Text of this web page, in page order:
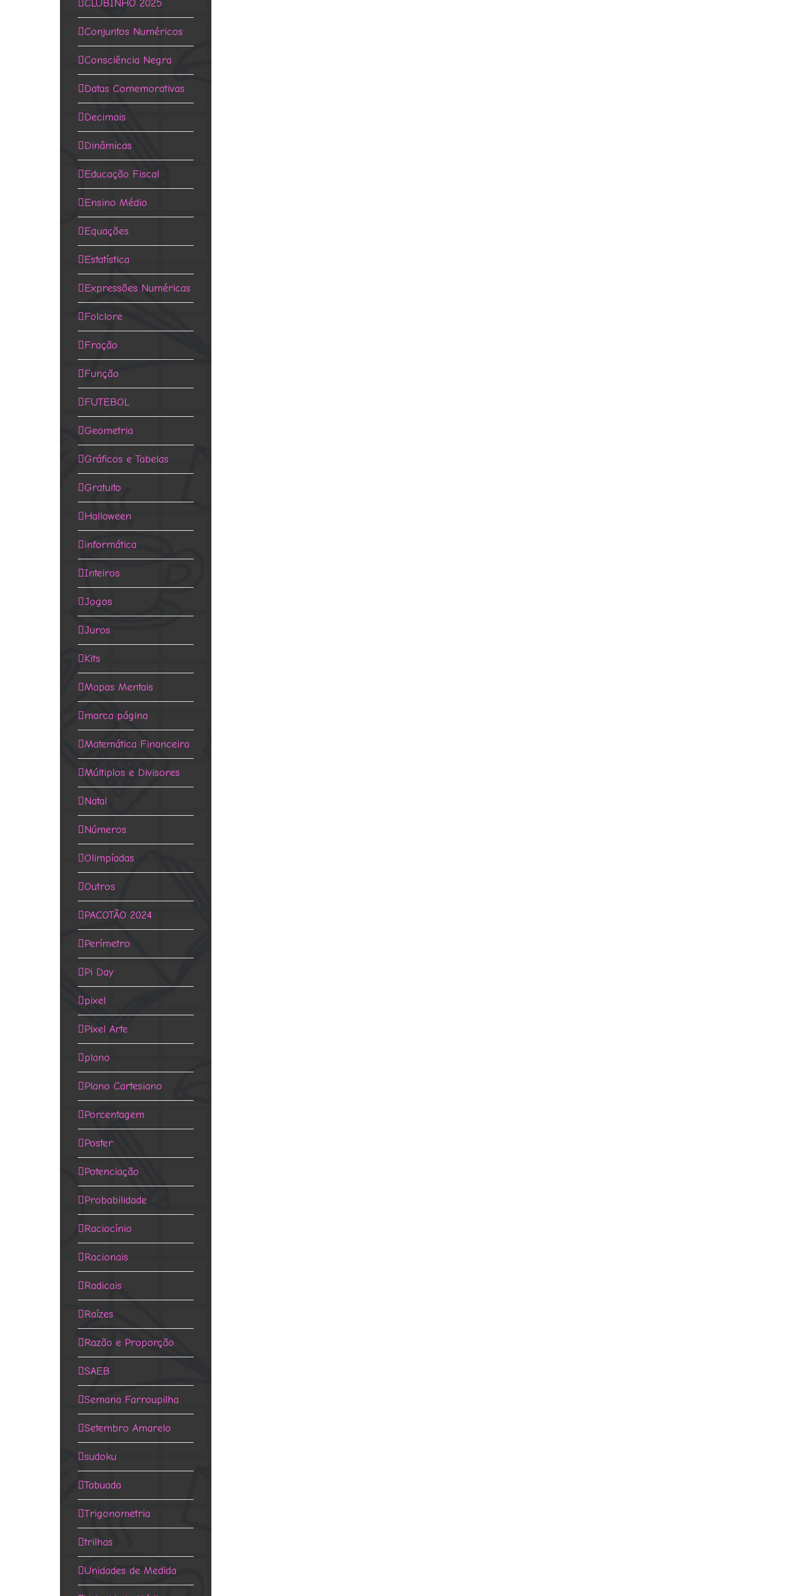
CLUBINHO 2025
Conjuntos Numéricos
Consciência Negra
Datas Comemorativas
Decimais
Dinâmicas
Educação Fiscal
Ensino Médio
Equações
Estatística
Expressões Numéricas
Folclore
Fração
Função
FUTEBOL
Geometria
Gráficos e Tabelas
Gratuito
Halloween
informática
Inteiros
Jogos
Juros
Kits
Mapas Mentais
marca página
Matemática Financeira
Múltiplos e Divisores
Natal
Números
Olimpíadas
Outros
PACOTÃO 2024
Perímetro
Pi Day
pixel
Pixel Arte
plano
Plano Cartesiano
Porcentagem
Poster
Potenciação
Probabilidade
Raciocínio
Racionais
Radicais
Raízes
Razão e Proporção
SAEB
Semana Farroupilha
Setembro Amarelo
sudoku
Tabuada
Trigonometria
trilhas
Unidades de Medida